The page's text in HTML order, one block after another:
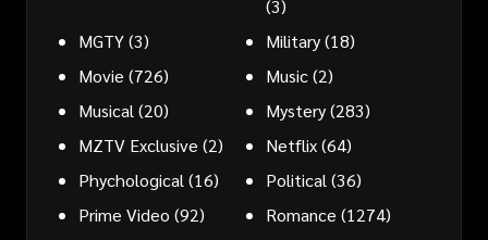
(3)
MGTY(3) Military(18)
Movie (726) Music(2)
Musical (20) Mystery(283)
MZTV Exclusive (2) Netflix(64)
Phychological (16) Political (36)
Prime Video (92) Romance (1274)